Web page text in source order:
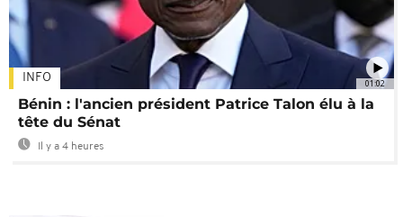
01:02
INFO
Bénin : l'ancien président Patrice Talon élu à la
tête du Sénat
Il y a 4 heures